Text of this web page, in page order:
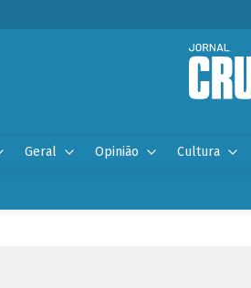
Geral Opinião Cultura